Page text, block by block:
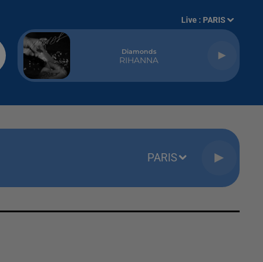
Live : PARIS
Diamonds
RIHANNA
PARIS